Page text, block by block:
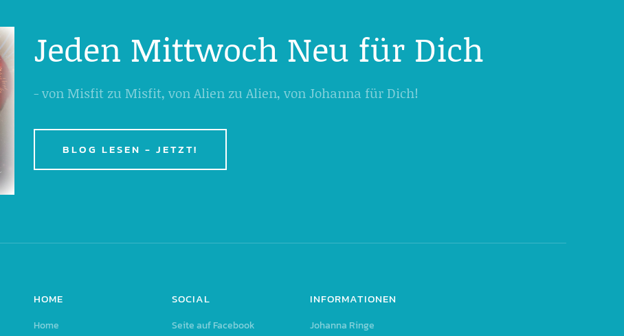
Jeden Mittwoch Neu für Dich
- von Misfit zu Misfit, von Alien zu Alien, von Johanna für Dich!
BLOG LESEN - JETZT!
HOME
Home
SOCIAL
Seite auf Facebook
INFORMATIONEN
Johanna Ringe